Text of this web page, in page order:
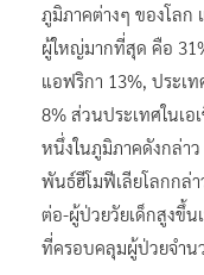
ภูมิภาคต่างๆ ของโลก
ผู้ใหญ่มากที่สุด คือ
แอฟริกา 13%, ประเ
8% ส่วนประเทศในเอ
หนึ่งในภูมิภาคดังกล่า
พันธ์ฮีโมฟีเลียโลกกล่
ต่อ-ผู้ป่วยวัยเด็กสูงขึ้น
ที่ครอบคลุมผู้ป่วยจำน